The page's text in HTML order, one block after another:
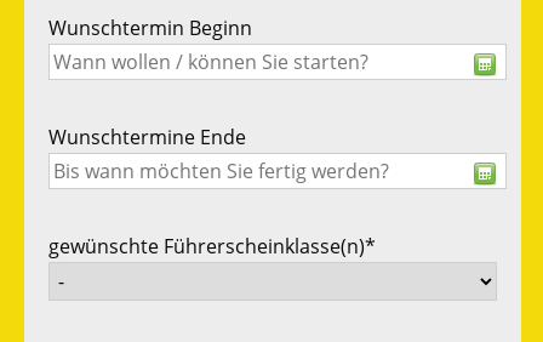
Wunschtermin Beginn
Wunschtermine Ende
gewünschte Führerscheinklasse(n)*